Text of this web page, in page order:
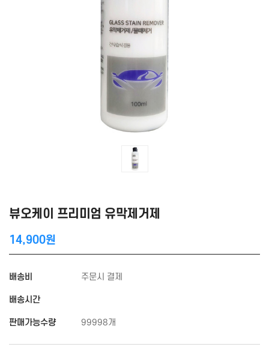
뷰오케이 프리미엄 유막제거제
14,900원
배송비 주문시 결제
배송시간
판매가능수량 99998개